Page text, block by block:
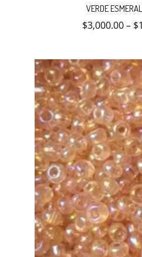
se
en
la
de
VERDE
$3,000.00– $